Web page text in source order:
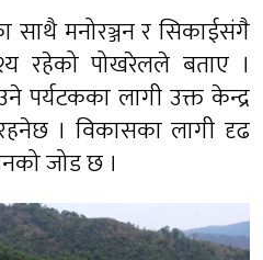
मनोरञ्जन र सिकाईसंगै
रहेको पोखरेलले बताए ।
पर्यटकका लागी उक्त केन्द्र
। विकासका लागी दृढ
जोड छ ।